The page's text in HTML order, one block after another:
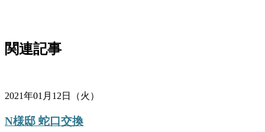
関連記事
2021年01月12日（火）
N様邸 蛇口交換